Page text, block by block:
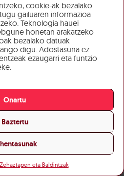
cookie-ak bezalako
gailuaren informazioa
Teknologia hauei
honetan arakatzeko
bezalako datuak
digu. Adostasuna ez
ezaugarri eta funtzio
Onartu
Baztertu
eta Baldintzak